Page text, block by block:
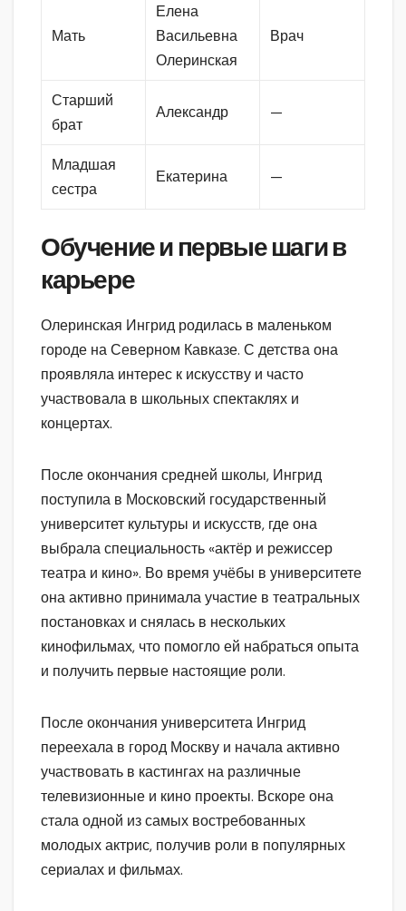
Мать
Елена
Васильевна
Олеринская
Врач
Старший
брат
Александр —
Младшая
сестра
Екатерина —
Обучение и первые шаги в
карьере
Олеринская Ингрид родилась в маленьком
городе на Северном Кавказе. С детства она
проявляла интерес к искусству и часто
участвовала в школьных спектаклях и
концертах.
После окончания средней школы, Ингрид
поступила в Московский государственный
университет культуры и искусств, где она
выбрала специальность «актёр и режиссер
театра и кино». Во время учёбы в университете
она активно принимала участие в театральных
постановках и снялась в нескольких
кинофильмах, что помогло ей набраться опыта
и получить первые настоящие роли.
После окончания университета Ингрид
переехала в город Москву и начала активно
участвовать в кастингах на различные
телевизионные и кино проекты. Вскоре она
стала одной из самых востребованных
молодых актрис, получив роли в популярных
сериалах и фильмах.